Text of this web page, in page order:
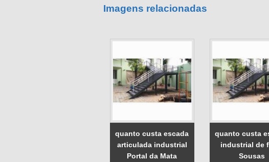
Imagens relacionadas
quanto custa escada
articulada industrial
Portal da Mata
quanto custa
industrial de
Sousas